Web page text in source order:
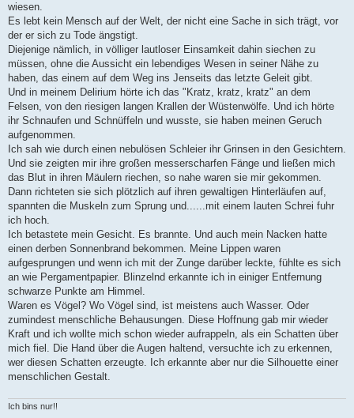
wiesen.
Es lebt kein Mensch auf der Welt, der nicht eine Sache in sich trägt, vor
der er sich zu Tode ängstigt.
Diejenige nämlich, in völliger lautloser Einsamkeit dahin siechen zu
müssen, ohne die Aussicht ein lebendiges Wesen in seiner Nähe zu
haben, das einem auf dem Weg ins Jenseits das letzte Geleit gibt.
Und in meinem Delirium hörte ich das "Kratz, kratz, kratz" an dem
Felsen, von den riesigen langen Krallen der Wüstenwölfe. Und ich hörte
ihr Schnaufen und Schnüffeln und wusste, sie haben meinen Geruch
aufgenommen.
Ich sah wie durch einen nebulösen Schleier ihr Grinsen in den Gesichtern.
Und sie zeigten mir ihre großen messerscharfen Fänge und ließen mich
das Blut in ihren Mäulern riechen, so nahe waren sie mir gekommen.
Dann richteten sie sich plötzlich auf ihren gewaltigen Hinterläufen auf,
spannten die Muskeln zum Sprung und......mit einem lauten Schrei fuhr
ich hoch.
Ich betastete mein Gesicht. Es brannte. Und auch mein Nacken hatte
einen derben Sonnenbrand bekommen. Meine Lippen waren
aufgesprungen und wenn ich mit der Zunge darüber leckte, fühlte es sich
an wie Pergamentpapier. Blinzelnd erkannte ich in einiger Entfernung
schwarze Punkte am Himmel.
Waren es Vögel? Wo Vögel sind, ist meistens auch Wasser. Oder
zumindest menschliche Behausungen. Diese Hoffnung gab mir wieder
Kraft und ich wollte mich schon wieder aufrappeln, als ein Schatten über
mich fiel. Die Hand über die Augen haltend, versuchte ich zu erkennen,
wer diesen Schatten erzeugte. Ich erkannte aber nur die Silhouette einer
menschlichen Gestalt.
Ich bins nur!!